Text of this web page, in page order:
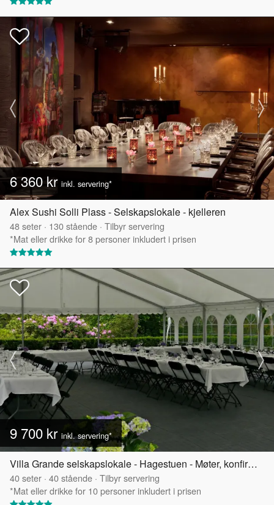
6 360 kr inkl. servering*
Alex Sushi Solli Plass - Selskapslokale - kjelleren
48seter · 130stående · Tilbyr servering
*Mat eller drikke for 8 personer inkludert i prisen
9 700 kr inkl. servering*
Villa Grande selskapslokale - Hagestuen - Møter, konfirmasjoner og mindre selskap
40seter · 40stående · Tilbyr servering
*Mat eller drikke for 10 personer inkludert i prisen